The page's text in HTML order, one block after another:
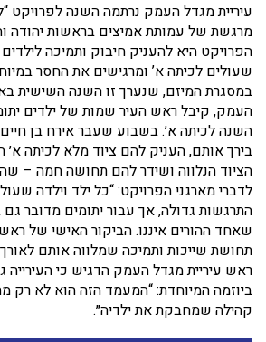
עיריית מגדל העמק נרתמה השנה לפרויקט
מרגשת של עמותת אמיצים בראשות יהודה
הפרויקט היא להעניק חיבוק ותמיכה לילדים
שעולים לכיתה א’ ומרגישים את החסר
במסגרת המיזם, שנערך זו השנה השישית
העמק, קיבל ראש העיר שמות של ילדים
השנה לכיתה א׳. בשבוע שעבר אירח בן
בירך אותם, העניק להם ציוד מלא לכיתה א׳
הציוד הנלווה ושידר להם תחושה חמה –
לדברי מארגני הפרויקט: “כל ילד וילדה
התרגשות גדולה, אך עבור יתומים מדובר
שאחד ההורים איננו. הביקור האישי של
תחושת שייכות ותמיכה שמלווה אותם
ראש עיריית מגדל העמק הדגיש כי
ביוזמה המיוחדת: “המעמד הזה הוא לא
קהילה שמחבקת את ילדיה״.